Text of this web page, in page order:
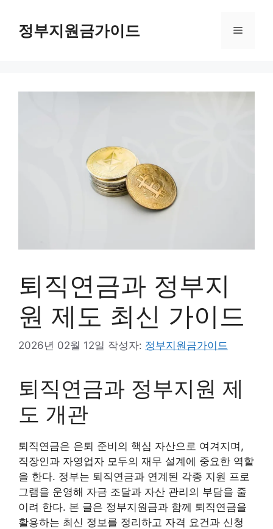
정부지원금가이드 메
퇴직연금과 정부지
원 제도 최신 가이드
2026년 02월 12일 작성자: 정부지원금가이드
퇴직연금과 정부지원 제
도 개관
퇴직연금은 은퇴 준비의 핵심 자산으로 여겨지며,
직장인과 자영업자 모두의 재무 설계에 중요한 역할
을 한다. 정부는 퇴직연금과 연계된 각종 지원 프로
그램을 운영해 자금 조달과 자산 관리의 부담을 줄
이려 한다. 본 글은 정부지원금과 함께 퇴직연금을
활용하는 최신 정보를 정리하고 자격 요건과 신청